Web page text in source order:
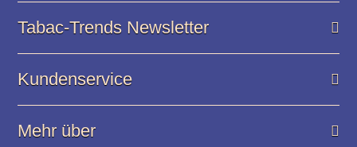
Tabac-Trends Newsletter
Kundenservice
Mehr über